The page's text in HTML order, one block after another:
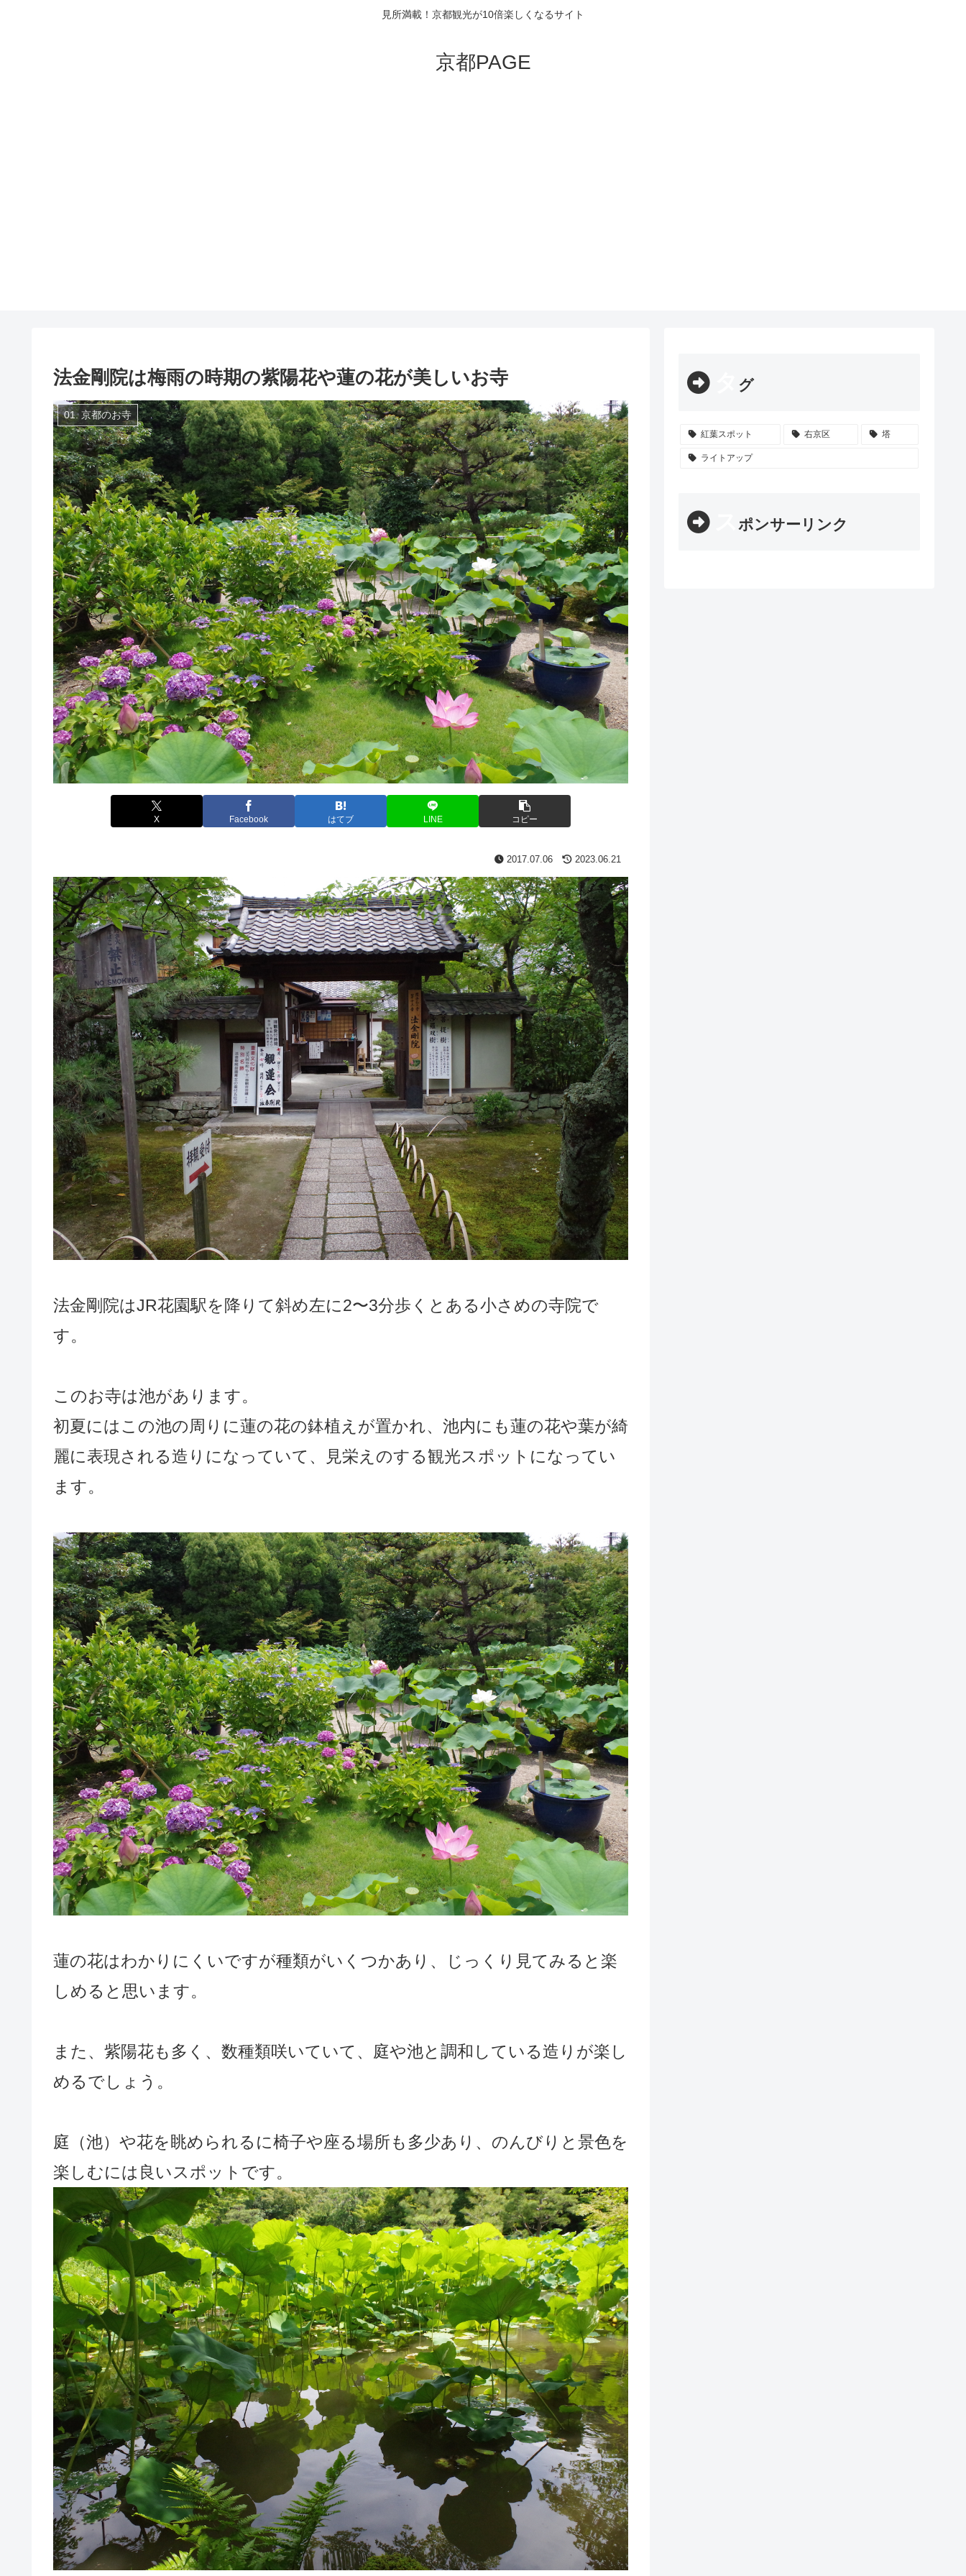
見所満載！京都観光が10倍楽しくなるサイト
京都PAGE
法金剛院は梅雨の時期の紫陽花や蓮の花が美しいお寺
01. 京都のお寺
X Facebook はてブ LINE コピー
2017.07.06 2023.06.21
法金剛院はJR花園駅を降りて斜め左に2〜3分歩くとある小さめの寺院で
す。
このお寺は池があります。
初夏にはこの池の周りに蓮の花の鉢植えが置かれ、池内にも蓮の花や葉が綺
麗に表現される造りになっていて、見栄えのする観光スポットになってい
ます。
蓮の花はわかりにくいですが種類がいくつかあり、じっくり見てみると楽
しめると思います。
また、紫陽花も多く、数種類咲いていて、庭や池と調和している造りが楽し
めるでしょう。
庭（池）や花を眺められるに椅子や座る場所も多少あり、のんびりと景色を
楽しむには良いスポットです。
グ
紅葉スポット 右京区 塔
ライトアップ
ポンサーリンク